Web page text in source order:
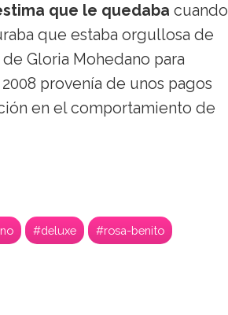
que le quedaba cuando
que estaba orgullosa de
Gloria Mohedano para
provenía de unos pagos
en el comportamiento de
#deluxe #rosa-benito